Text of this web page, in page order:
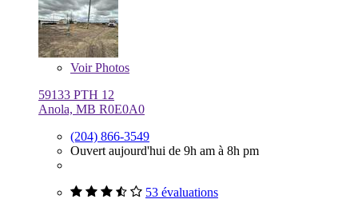
VoirPhotos
59133 PTH 12
Anola, MB R0E0A0
(204) 866-3549
Ouvert aujourd'hui de 9h am à 8h pm
53 évaluations